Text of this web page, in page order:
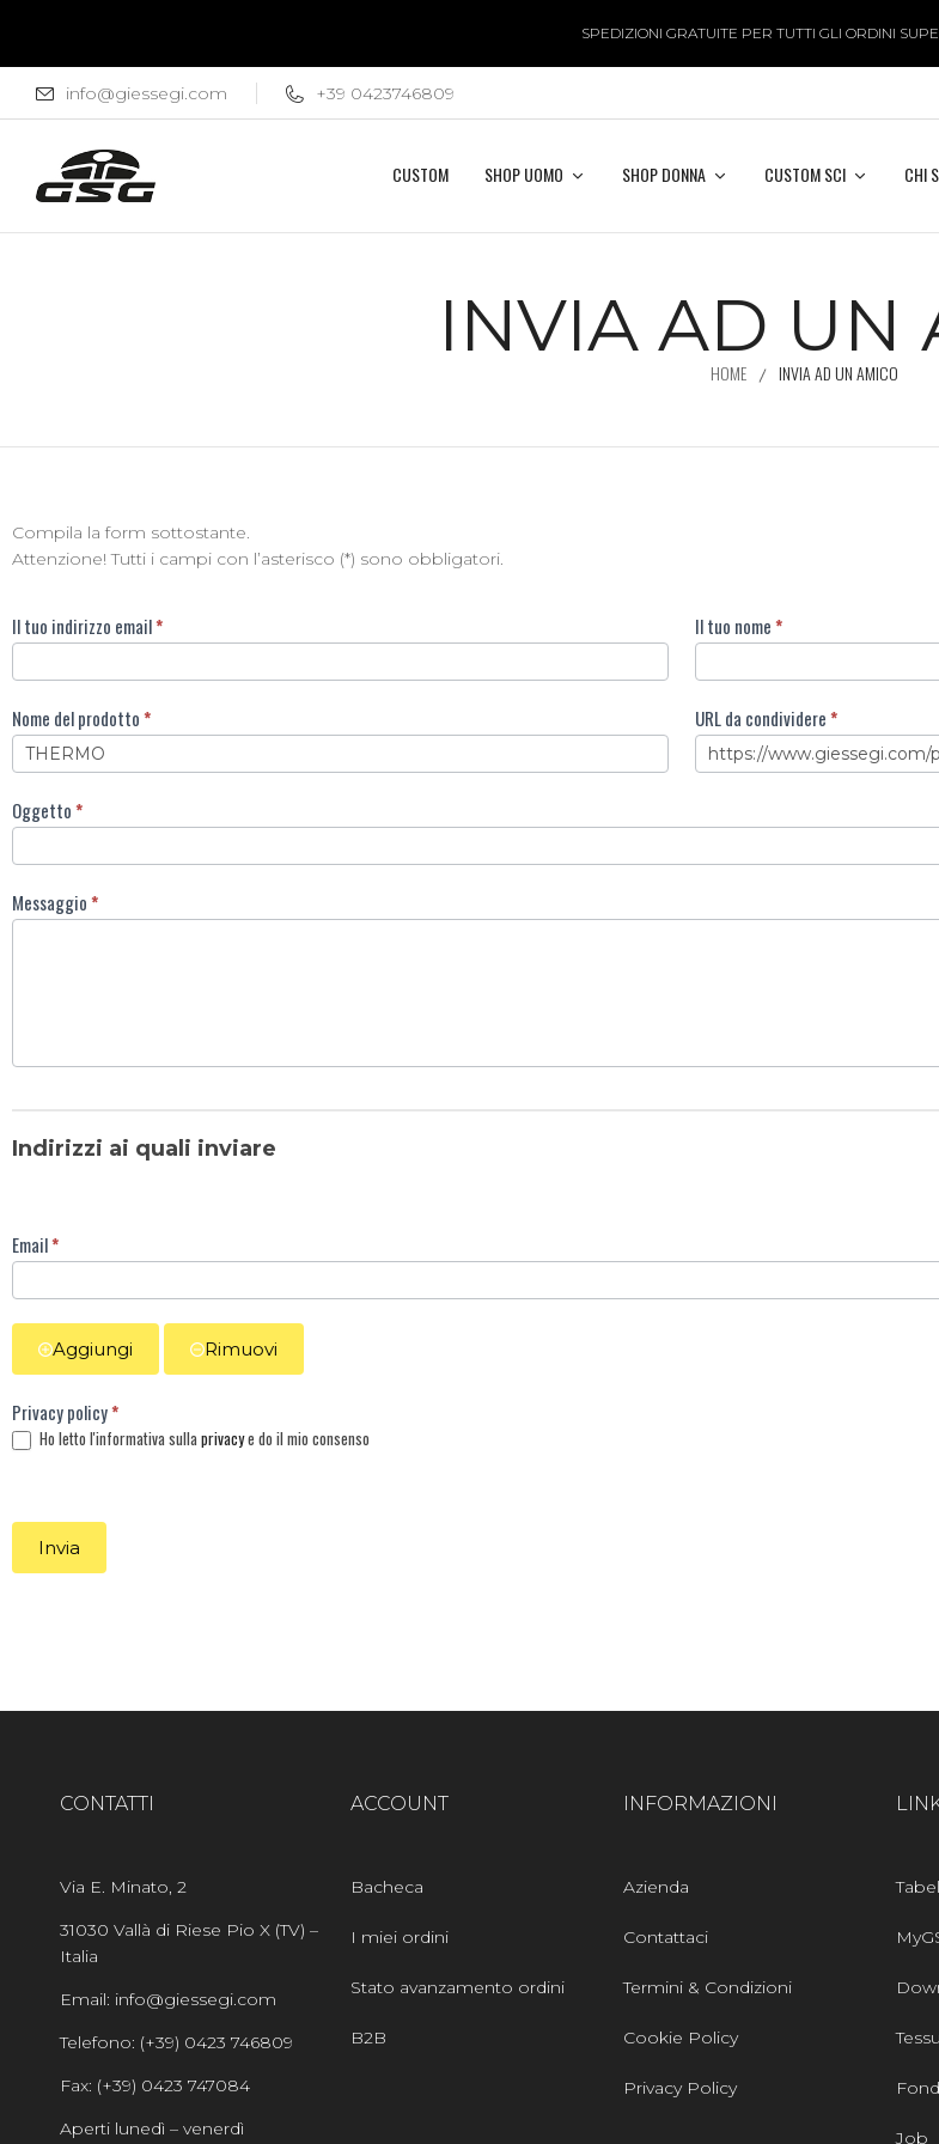
SPEDIZIONI GRATUITE PER TUTTI GLI ORDINI
info@giessegi.com +39 0423746809
CUSTOM SHOP UOMO SHOP DONNA CUSTOM SCI CHI
INVIA AD UN
HOME INVIA AD UN AMICO
Compila la form sottostante.
Attenzione! Tutti i campi con l’asterisco (*) sono obbligatori.
Invia
ad
un
Il tuo indirizzo email* Il tuo nome*
Nome del prodotto* URL da condividere*
Oggetto*
Messaggio*
Indirizzi ai quali inviare
Email*
Aggiungi Rimuovi
Privacy policy*
Ho letto l'informativa sullaprivacye do il mio consenso
Invia
CONTATTI
Via E. Minato, 2
31030 Vallà di Riese Pio X (TV) –
Italia
Email: info@giessegi.com
Telefono: (+39) 0423 746809
Fax: (+39) 0423 747084
Aperti lunedì – venerdì
ACCOUNT
Bacheca
I miei ordini
Stato avanzamento ordini
B2B
INFORMAZIONI
Azienda
Contattaci
Termini & Condizioni
Cookie Policy
Privacy Policy
Job